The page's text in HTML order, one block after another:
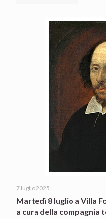
7 luglio 2025
Martedì 8 luglio a Villa
a cura della compagnia